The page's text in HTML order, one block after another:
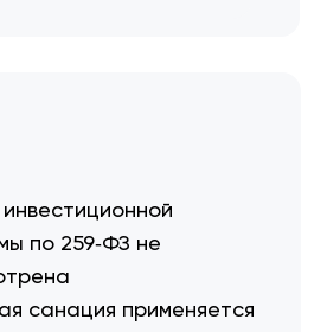
по 259‑ФЗ не
санация применяется